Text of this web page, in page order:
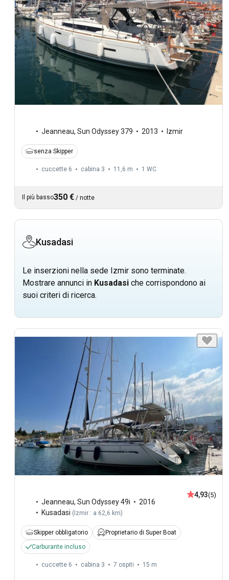
Jeanneau, Sun Odyssey 379 2013 Izmir
senza Skipper
cuccette 6 cabina 3 11,6 m 1 WC
Il più basso350 € / notte
Kusadasi
Le inserzioni nella sede Izmir sono terminate.
Mostrare annunci in Kusadasi che corrispondono ai
suoi criteri di ricerca.
Jeanneau, Sun Odyssey 49i
2016
Kusadasi (Izmir : a 62,6 km)
4,93(5)
Skipper obbligatorio
Proprietario di Super Boat
Carburante incluso
cuccette 6 cabina 3 7 ospiti 15 m